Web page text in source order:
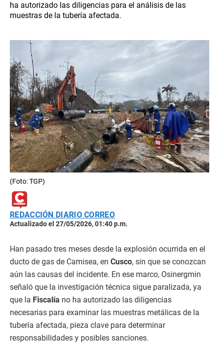
ha autorizado las diligencias para el análisis de las
muestras de la tubería afectada.
(Foto: TGP)
REDACCIÓN DIARIO CORREO
Actualizado el 27/05/2026, 01:40 p.m.
Han pasado tres meses desde la explosión ocurrida en el
ducto de gas de Camisea, en Cusco, sin que se conozcan
aún las causas del incidente. En ese marco, Osinergmin
señaló que la investigación técnica sigue paralizada, ya
que la Fiscalía no ha autorizado las diligencias
necesarias para examinar las muestras metálicas de la
tubería afectada, pieza clave para determinar
responsabilidades y posibles sanciones.